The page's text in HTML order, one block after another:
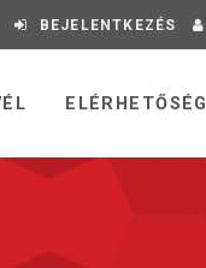
BEJELENTKEZÉS
ELÉRHETŐSÉG